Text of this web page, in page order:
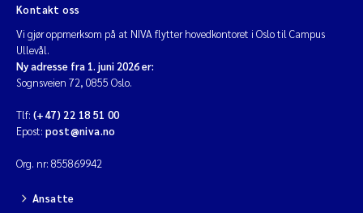
Kontakt oss
Vi gjør oppmerksom på at NIVA flytter hovedkontoret i Oslo til Campus
Ullevål.
Ny adresse fra 1. juni 2026 er:
Sognsveien 72, 0855 Oslo.
Tlf: (+47) 22 18 51 00
Epost: post@niva.no
Org. nr: 855869942
Ansatte